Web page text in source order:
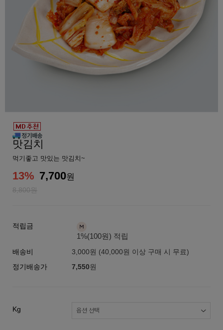
맛김치
먹기좋고 맛있는 맛김치~
13% 7,700원
8,800원
적립금
1%(100원) 적립
배송비
3,000원 (40,000원 이상 구매 시 무료)
정기배송가
7,550원
Kg